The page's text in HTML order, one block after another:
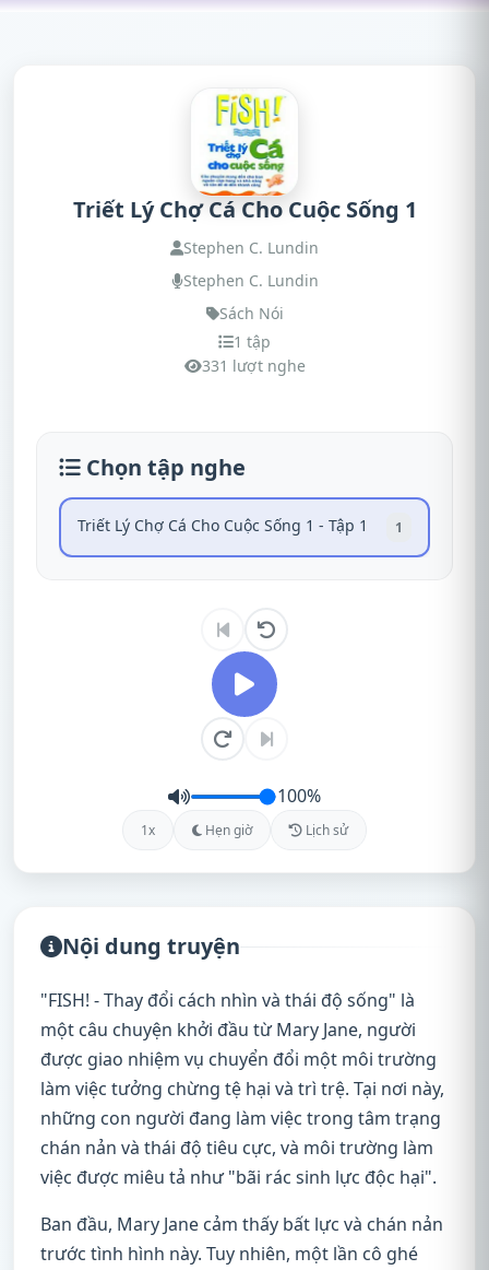
Triết Lý Chợ Cá Cho Cuộc Sống 1
Stephen C. Lundin
Stephen C. Lundin
Sách Nói
1 tập
331 lượt nghe
Chọn tập nghe
Triết Lý Chợ Cá Cho Cuộc Sống 1 - Tập 1 1
100%
1x Hẹn giờ Lịch sử
Nội dung truyện
"FISH! - Thay đổi cách nhìn và thái độ sống" là
một câu chuyện khởi đầu từ Mary Jane, người
được giao nhiệm vụ chuyển đổi một môi trường
làm việc tưởng chừng tệ hại và trì trệ. Tại nơi này,
những con người đang làm việc trong tâm trạng
chán nản và thái độ tiêu cực, và môi trường làm
việc được miêu tả như "bãi rác sinh lực độc hại".
Ban đầu, Mary Jane cảm thấy bất lực và chán nản
trước tình hình này. Tuy nhiên, một lần cô ghé